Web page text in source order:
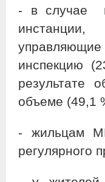
- в случае
инспекцию
результате
объеме (49,1
- жильцам
регулярного